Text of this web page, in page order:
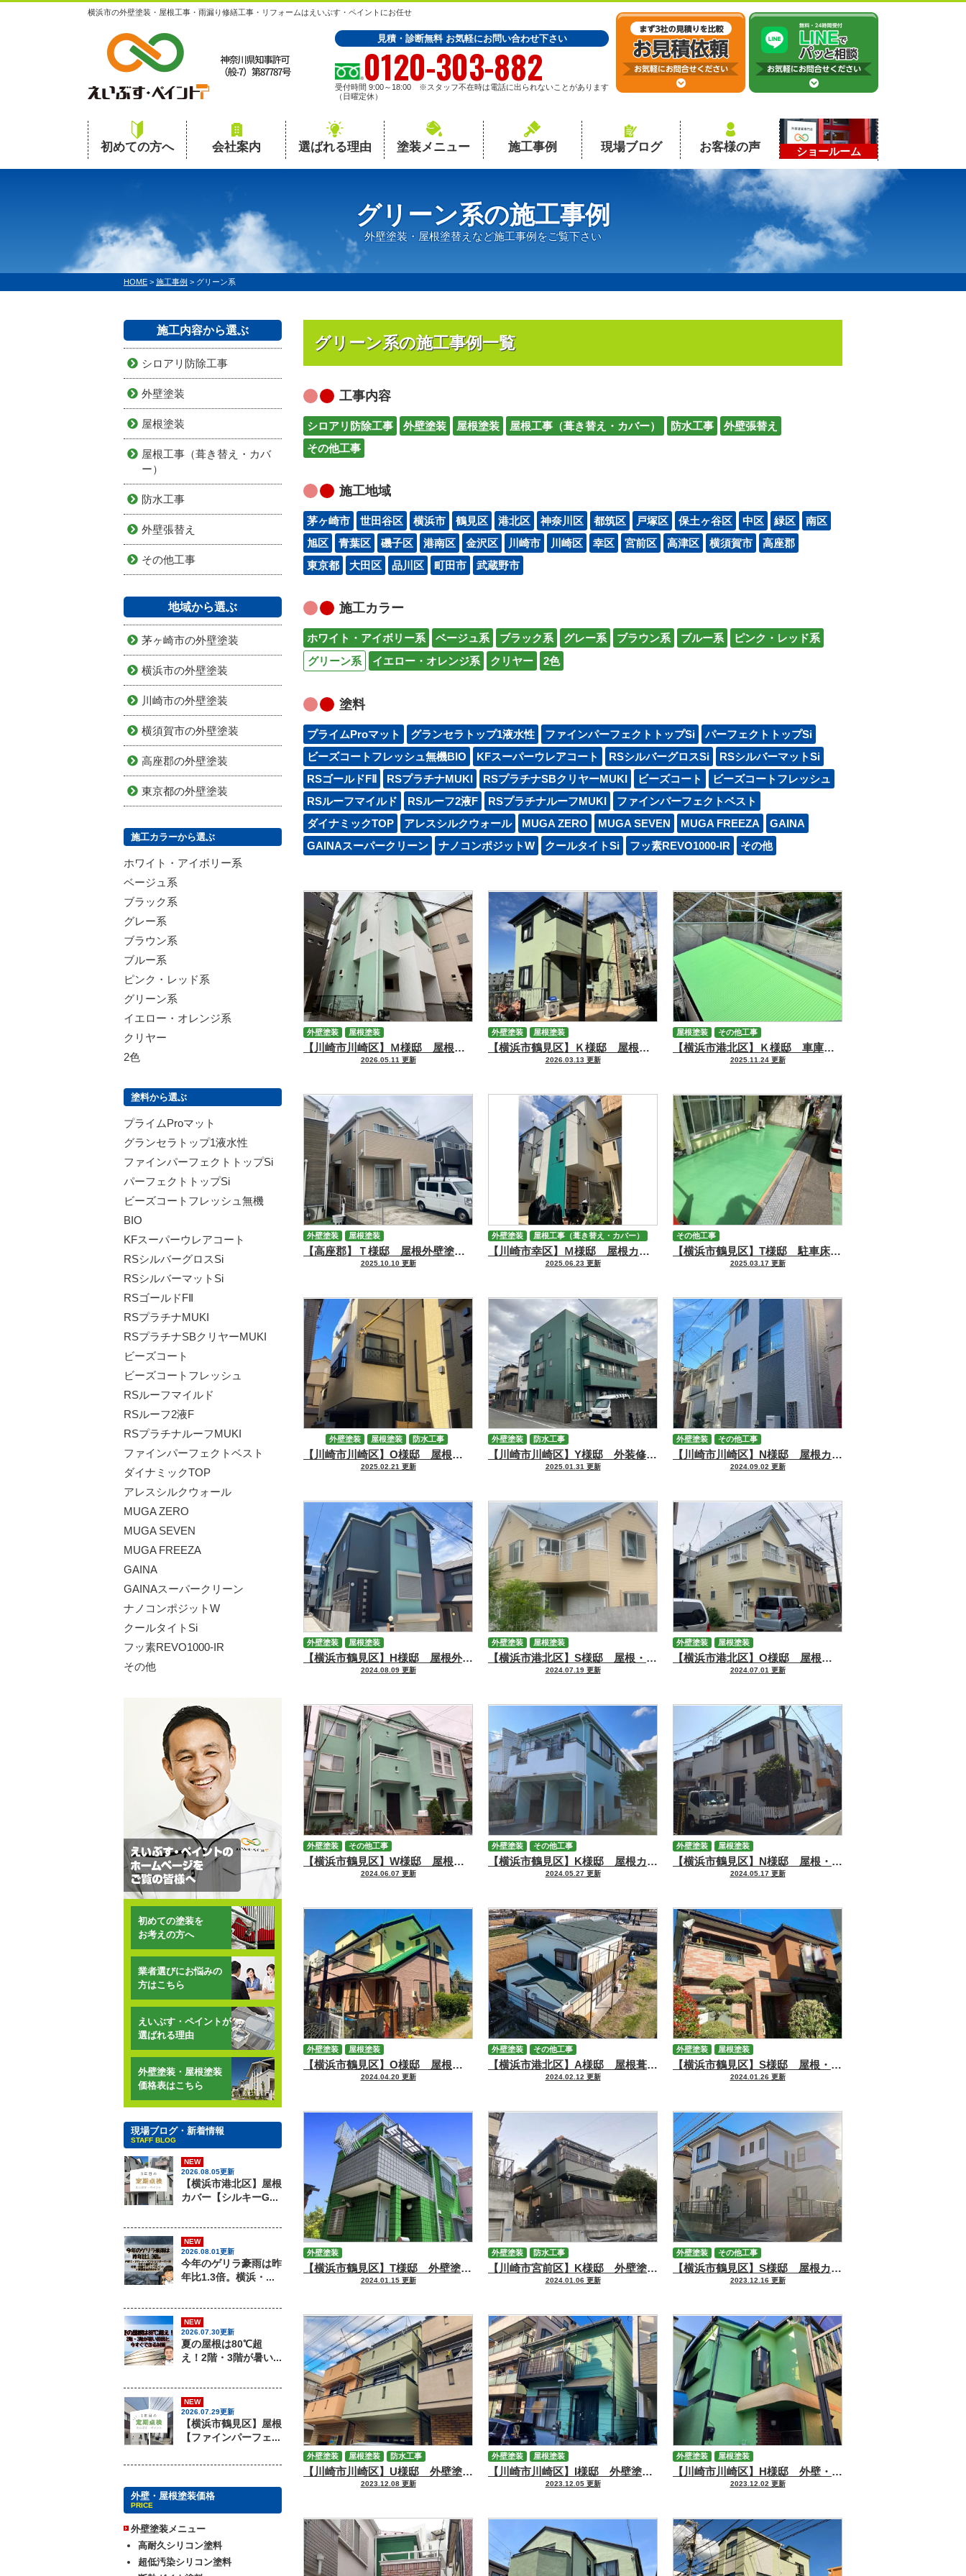
横浜市の外壁塗装・屋根工事・雨漏り修繕工事・リフォームはえいぶす・ペイントにお任せ
見積・診断無料 お気軽にお問い合わせ下さい
0120-303-882
受付時間 9:00～18:00 ※スタッフ不在時は電話に出られないことがあります
（日曜定休）
初めての方へ 会社案内 選ばれる理由 塗装メニュー 施工事例 現場ブログ お客様の声 ショールーム
グリーン系の施工事例
外壁塗装・屋根塗替えなど施工事例をご覧下さい
HOME > 施工事例 > グリーン系
グリーン系の施工事例一覧
工事内容
シロアリ防除工事 外壁塗装 屋根塗装 屋根工事（葺き替え・カバー） 防水工事
外壁張替え
その他工事
施工地域
茅ヶ崎市 世田谷区 横浜市 鶴見区 港北区 神奈川区 都筑区 戸塚区 保土ヶ谷区 中区 緑区
南区
旭区
青葉区 磯子区 港南区 金沢区 川崎市 川崎区 幸区 宮前区 高津区 横須賀市
高座郡
東京都
大田区 品川区 町田市 武蔵野市
施工カラー
ホワイト・アイボリー系 ベージュ系 ブラック系 グレー系 ブラウン系 ブルー系
ピンク・レッド系
グリーン系
イエロー・オレンジ系 クリヤー 2色
塗料
プライムProマット グランセラトップ1液水性 ファインパーフェクトトップSi
パーフェクトトップSi
ビーズコートフレッシュ無機BIO
KFスーパーウレアコート RSシルバーグロスSi
RSシルバーマットSi
RSゴールドFⅡ
RSプラチナMUKI RSプラチナSBクリヤーMUKI ビーズコート
ビーズコートフレッシュ
RSルーフマイルド
RSルーフ2液F RSプラチナルーフMUKI
ファインパーフェクトベスト
ダイナミックTOP
アレスシルクウォール MUGA ZERO MUGA SEVEN MUGA FREEZA
GAINA
GAINAスーパークリーン
ナノコンポジットW クールタイトSi フッ素REVO1000-IR その他
【川崎市川崎区】Ｍ様邸 屋根【RSルーフ2液F】・外壁【RSゴールドFⅡ】塗装工事
2026.05.11 更新
外壁塗装 屋根塗装
【横浜市鶴見区】Ｋ様邸 屋根【RSプラチナルーフMUKI】・外壁【RSプラチナMUKI】塗装工事
2026.03.13 更新
外壁塗装 屋根塗装
【横浜市港北区】Ｋ様邸 車庫屋根塗装工事
2025.11.24 更新
屋根塗装 その他工事
【高座郡】Ｔ様邸 屋根外壁塗装工事
2025.10.10 更新
外壁塗装 屋根塗装
【川崎市幸区】Ｍ様邸 屋根カバー・GAINAスーパークリーン外壁塗装工事
2025.06.23 更新
外壁塗装 屋根工事（葺き替え・カバー）
【横浜市鶴見区】T様邸 駐車床塗装・改修工事
2025.03.17 更新
その他工事
【川崎市川崎区】O様邸 屋根外壁塗装・防水・シーリング工事
2025.02.21 更新
外壁塗装 屋根塗装
防水工事
その他工事
【川崎市川崎区】Y様邸 外装修繕・防水工事
2025.01.31 更新
外壁塗装 防水工事
【川崎市川崎区】N様邸 屋根カバー・外壁塗装工事
2024.09.02 更新
外壁塗装 その他工事
【横浜市鶴見区】H様邸 屋根外壁塗装工事
2024.08.09 更新
外壁塗装 屋根塗装
【横浜市港北区】S様邸 屋根・外壁塗装工事
2024.07.19 更新
外壁塗装 屋根塗装
【横浜市港北区】O様邸 屋根・外壁塗装工事
2024.07.01 更新
外壁塗装 屋根塗装
【横浜市鶴見区】W様邸 屋根カバー・外壁塗装工事
2024.06.07 更新
外壁塗装 その他工事
【横浜市鶴見区】K様邸 屋根カバー・外壁塗装工事
2024.05.27 更新
外壁塗装 その他工事
【横浜市鶴見区】N様邸 屋根・外壁塗装工事
2024.05.17 更新
外壁塗装 屋根塗装
【横浜市鶴見区】O様邸 屋根・外壁塗装工事
2024.04.20 更新
外壁塗装 屋根塗装
【横浜市港北区】A様邸 屋根葺き替え・外壁塗装工事
2024.02.12 更新
外壁塗装 その他工事
【横浜市鶴見区】S様邸 屋根・外壁塗装工事
2024.01.26 更新
外壁塗装 屋根塗装
【横浜市鶴見区】T様邸 外壁塗装工事
2024.01.15 更新
外壁塗装
【川崎市宮前区】K様邸 外壁塗装・防水工事
2024.01.06 更新
外壁塗装 防水工事
【横浜市鶴見区】S様邸 屋根カバー・外壁塗装工事
2023.12.16 更新
外壁塗装 その他工事
【川崎市川崎区】U様邸 外壁塗装・屋根カバー・バルコニー防水工事
2023.12.08 更新
外壁塗装 屋根塗装 防水工事
【川崎市川崎区】I様邸 外壁塗装・屋根塗装工事
2023.12.05 更新
外壁塗装 屋根塗装
【川崎市川崎区】H様邸 外壁・屋根塗装工事
2023.12.02 更新
外壁塗装 屋根塗装
施工内容から選ぶ
シロアリ防除工事
外壁塗装
屋根塗装
屋根工事（葺き替え・カバ
ー）
防水工事
外壁張替え
その他工事
地域から選ぶ
茅ヶ崎市の外壁塗装
横浜市の外壁塗装
川崎市の外壁塗装
横須賀市の外壁塗装
高座郡の外壁塗装
東京都の外壁塗装
施工カラーから選ぶ
ホワイト・アイボリー系
ベージュ系
ブラック系
グレー系
ブラウン系
ブルー系
ピンク・レッド系
グリーン系
イエロー・オレンジ系
クリヤー
2色
塗料から選ぶ
プライムProマット
グランセラトップ1液水性
ファインパーフェクトトップSi
パーフェクトトップSi
ビーズコートフレッシュ無機
BIO
KFスーパーウレアコート
RSシルバーグロスSi
RSシルバーマットSi
RSゴールドFⅡ
RSプラチナMUKI
RSプラチナSBクリヤーMUKI
ビーズコート
ビーズコートフレッシュ
RSルーフマイルド
RSルーフ2液F
RSプラチナルーフMUKI
ファインパーフェクトベスト
ダイナミックTOP
アレスシルクウォール
MUGA ZERO
MUGA SEVEN
MUGA FREEZA
GAINA
GAINAスーパークリーン
ナノコンポジットW
クールタイトSi
フッ素REVO1000-IR
その他
初めての塗装を
お考えの方へ
業者選びにお悩みの
方はこちら
えいぶす・ペイントが
選ばれる理由
外壁塗装・屋根塗装
価格表はこちら
現場ブログ・新着情報
STAFF BLOG
NEW
2026.08.05更新
【横浜市港北区】屋根
カバー【シルキーG...
NEW
2026.08.01更新
今年のゲリラ豪雨は昨
年比1.3倍。横浜・...
NEW
2026.07.30更新
夏の屋根は80℃超
え！2階・3階が暑い...
NEW
2026.07.29更新
【横浜市鶴見区】屋根
【ファインパーフェ...
外壁・屋根塗装価格
PRICE
外壁塗装メニュー
高耐久シリコン塗料
超低汚染シリコン塗料